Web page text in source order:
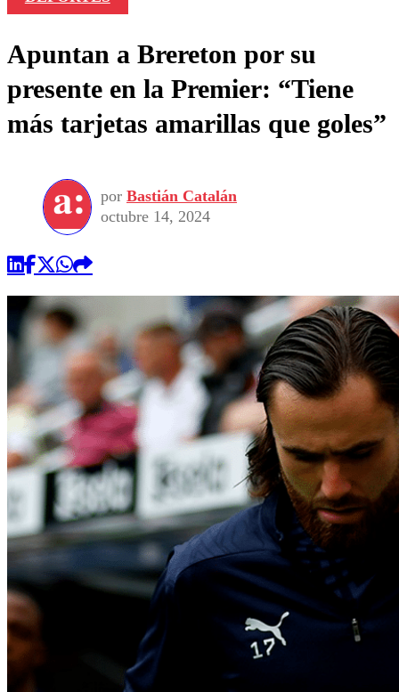
Apuntan a Brereton por su
presente en la Premier: “Tiene
más tarjetas amarillas que goles”
por Bastián Catalán
octubre 14, 2024